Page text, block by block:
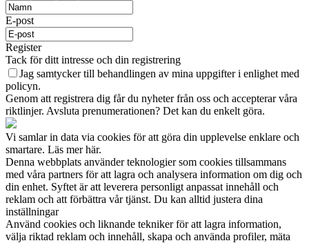
E-post
Register
Tack för ditt intresse och din registrering
Jag samtycker till behandlingen av mina uppgifter i enlighet med
policyn.
Genom att registrera dig får du nyheter från oss och accepterar våra
riktlinjer. Avsluta prenumerationen? Det kan du enkelt göra.
Vi samlar in data via cookies för att göra din upplevelse enklare och
smartare. Läs mer här.
Denna webbplats använder teknologier som cookies tillsammans
med våra partners för att lagra och analysera information om dig och
din enhet. Syftet är att leverera personligt anpassat innehåll och
reklam och att förbättra vår tjänst. Du kan alltid justera dina
inställningar
Använd cookies och liknande tekniker för att lagra information,
välja riktad reklam och innehåll, skapa och använda profiler, mäta